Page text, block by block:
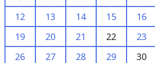
19
20 21 22 23
26
27 28 29 30
« Nov Jan »